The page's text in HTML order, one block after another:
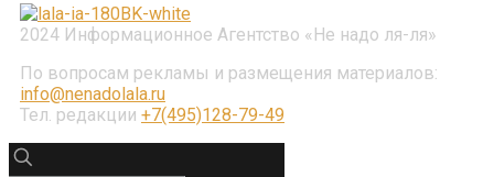
2024 Информационное Агентство «Не надо ля-ля»
По вопросам рекламы и размещения материалов:
info@nenadolala.ru
Тел. редакции +7(495)128-79-49